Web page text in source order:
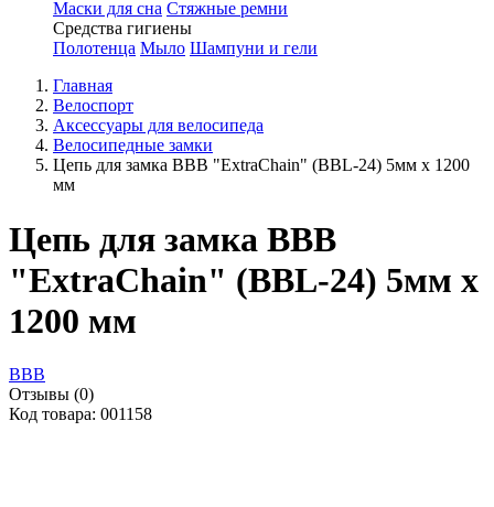
Маски для сна Стяжные ремни
Средства гигиены
Полотенца Мыло Шампуни и гели
Главная
Велоспорт
Аксессуары для велосипеда
Велосипедные замки
Цепь для замка BBB "ExtraChain" (BBL-24) 5мм х 1200
мм
Цепь для замка BBB
"ExtraChain" (BBL-24) 5мм х
1200 мм
BBB
Отзывы (0)
Код товара: 001158